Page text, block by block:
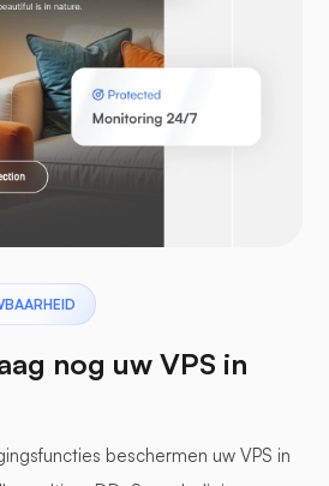
nog uw VPS in
beschermen uw VPS in